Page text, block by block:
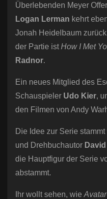
Überlebenden Meyer
Logan Lerman kehrt
Jonah Heidelbaum
der Partie ist How I Met
Radnor.
Ein neues Mitglied des
Schauspieler Udo Kier,
den Filmen von Andy
Die Idee zur Serie
und Drehbuchautor David
die Hauptfigur der Serie
abstammt.
Ihr wollt sehen, wie Avatar